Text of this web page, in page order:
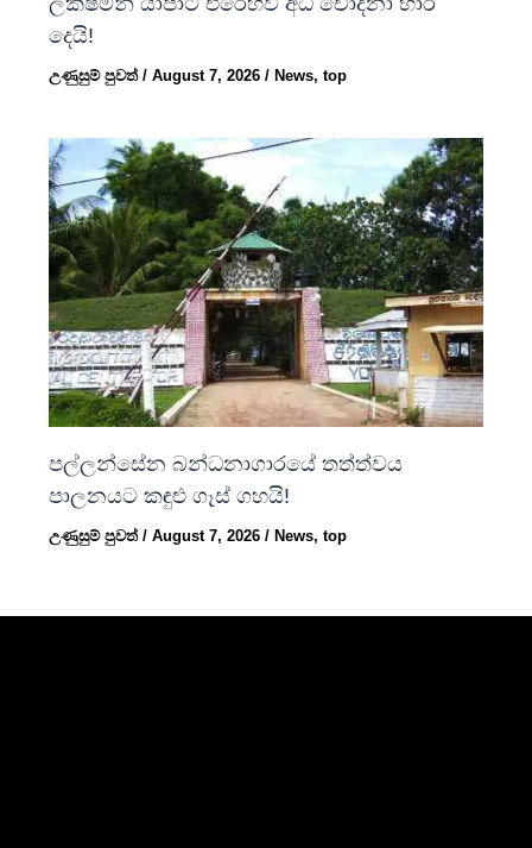
දෙයි!
උණුසුම් පුවත්/August 7, 2026/ News,top
පල්ලන්සේන බන්ධනාගාරයේ තත්ත්වය
පාලනයට කඳුළු ගෑස් ගහයි!
උණුසුම් පුවත්/August 7, 2026/News,top